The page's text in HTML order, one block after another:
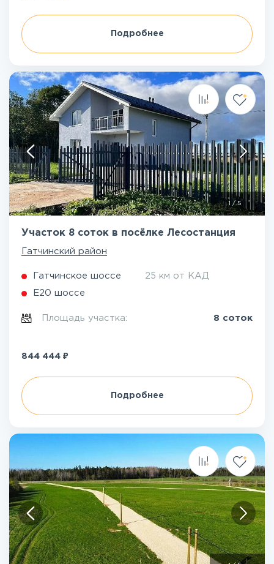
Подробнее
1 /5
Участок 8 соток в посёлке Лесостанция
Гатчинский район
Гатчинское шоссе 25 км от КАД
Е20 шоссе
Площадь участка: 8 соток
844 444 ₽
Подробнее